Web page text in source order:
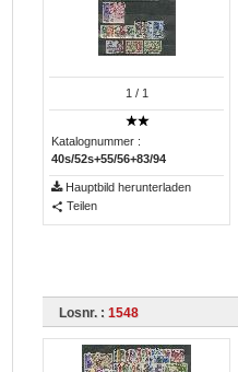
1 / 1
Katalognummer :
40s/52s+55/56+83/94
Hauptbild herunterladen
Teilen
Losnr. : 1548